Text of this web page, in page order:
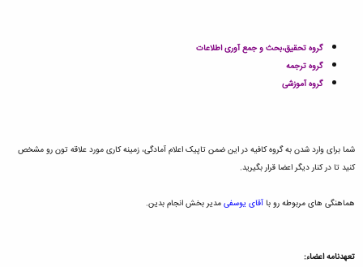
گروه تحقیق،بحث و جمع آوری اطلاعات
گروه ترجمه
گروه آموزشی
شما برای وارد شدن به گروه کافیه در این ضمن تاپیک اعلام آمادگی، زمینه کاری مورد علاقه تون رو مشخص
کنید تا در کنار دیگر اعضا قرار بگیرید.
هماهنگی های مربوطه رو باآقای یوسفیمدیر بخش انجام بدین.
تعهدنامه اعضاء: